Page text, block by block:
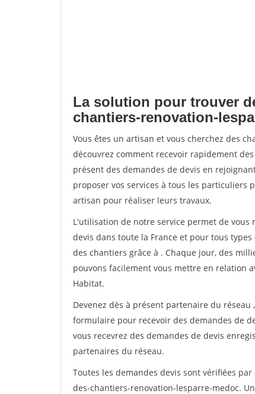
La solution pour trouver
chantiers-renovation-
Vous êtes un artisan et vous cherchez des
découvrez comment recevoir rapidement
présent des demandes de devis en
proposer vos services à tous les particuliers
artisan pour réaliser leurs travaux.
L'utilisation de notre service permet de
devis dans toute la France et pour tous
des chantiers grâce à . Chaque jour, des
pouvons facilement vous mettre en relation
Habitat.
Devenez dès à présent partenaire du réseau
formulaire pour recevoir des demandes de
vous recevrez des demandes de devis
partenaires du réseau.
Toutes les demandes devis sont vérifiées
des-chantiers-renovation-lesparre-medoc.